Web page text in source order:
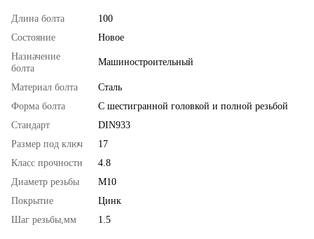
Длина болта
100
Состояние
Новое
Назначение
болта
Машиностроительный
Материал болта
Сталь
Форма болта
С шестигранной головкой и полной резьбой
Стандарт
DIN933
Размер под ключ
17
Класс прочности
4.8
Диаметр резьбы
М10
Покрытие
Цинк
Шаг резьбы,мм
1.5